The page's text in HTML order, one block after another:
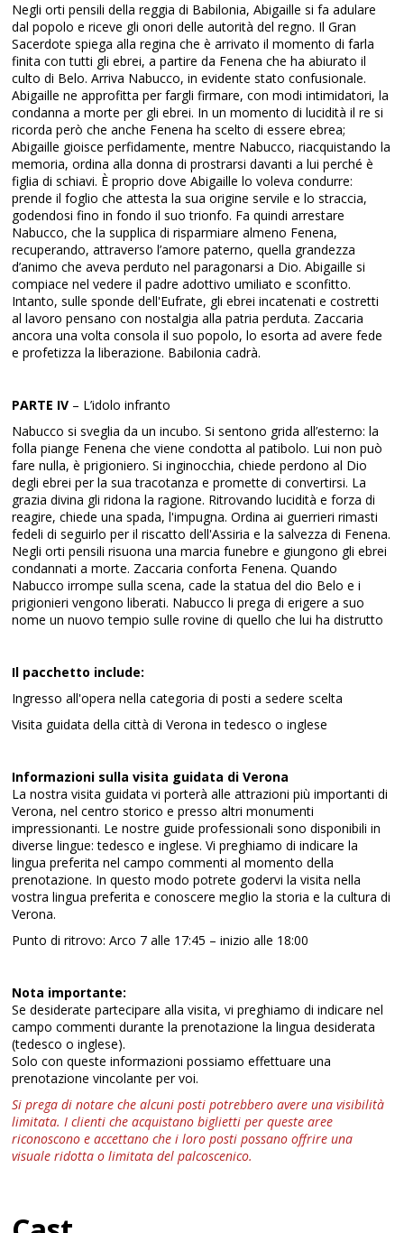
Negli orti pensili della reggia di Babilonia, Abigaille si fa adulare
dal popolo e riceve gli onori delle autorità del regno. Il Gran
Sacerdote spiega alla regina che è arrivato il momento di farla
finita con tutti gli ebrei, a partire da Fenena che ha abiurato il
culto di Belo. Arriva Nabucco, in evidente stato confusionale.
Abigaille ne approfitta per fargli firmare, con modi intimidatori, la
condanna a morte per gli ebrei. In un momento di lucidità il re si
ricorda però che anche Fenena ha scelto di essere ebrea;
Abigaille gioisce perfidamente, mentre Nabucco, riacquistando la
memoria, ordina alla donna di prostrarsi davanti a lui perché è
figlia di schiavi. È proprio dove Abigaille lo voleva condurre:
prende il foglio che attesta la sua origine servile e lo straccia,
godendosi fino in fondo il suo trionfo. Fa quindi arrestare
Nabucco, che la supplica di risparmiare almeno Fenena,
recuperando, attraverso l’amore paterno, quella grandezza
d’animo che aveva perduto nel paragonarsi a Dio. Abigaille si
compiace nel vedere il padre adottivo umiliato e sconfitto.
Intanto, sulle sponde dell'Eufrate, gli ebrei incatenati e costretti
al lavoro pensano con nostalgia alla patria perduta. Zaccaria
ancora una volta consola il suo popolo, lo esorta ad avere fede
e profetizza la liberazione. Babilonia cadrà.
PARTE IV – L’idolo infranto
Nabucco si sveglia da un incubo. Si sentono grida all’esterno: la
folla piange Fenena che viene condotta al patibolo. Lui non può
fare nulla, è prigioniero. Si inginocchia, chiede perdono al Dio
degli ebrei per la sua tracotanza e promette di convertirsi. La
grazia divina gli ridona la ragione. Ritrovando lucidità e forza di
reagire, chiede una spada, l'impugna. Ordina ai guerrieri rimasti
fedeli di seguirlo per il riscatto dell'Assiria e la salvezza di Fenena.
Negli orti pensili risuona una marcia funebre e giungono gli ebrei
condannati a morte. Zaccaria conforta Fenena. Quando
Nabucco irrompe sulla scena, cade la statua del dio Belo e i
prigionieri vengono liberati. Nabucco li prega di erigere a suo
nome un nuovo tempio sulle rovine di quello che lui ha distrutto
Il pacchetto include:
Ingresso all'opera nella categoria di posti a sedere scelta
Visita guidata della città di Verona in tedesco o inglese
Informazioni sulla visita guidata di Verona
La nostra visita guidata vi porterà alle attrazioni più importanti di
Verona, nel centro storico e presso altri monumenti
impressionanti. Le nostre guide professionali sono disponibili in
diverse lingue: tedesco e inglese. Vi preghiamo di indicare la
lingua preferita nel campo commenti al momento della
prenotazione. In questo modo potrete godervi la visita nella
vostra lingua preferita e conoscere meglio la storia e la cultura di
Verona.
Punto di ritrovo: Arco 7 alle 17:45 – inizio alle 18:00
Nota importante:
Se desiderate partecipare alla visita, vi preghiamo di indicare nel
campo commenti durante la prenotazione la lingua desiderata
(tedesco o inglese).
Solo con queste informazioni possiamo effettuare una
prenotazione vincolante per voi.
Si prega di notare che alcuni posti potrebbero avere una visibilità
limitata. I clienti che acquistano biglietti per queste aree
riconoscono e accettano che i loro posti possano offrire una
visuale ridotta o limitata del palcoscenico.